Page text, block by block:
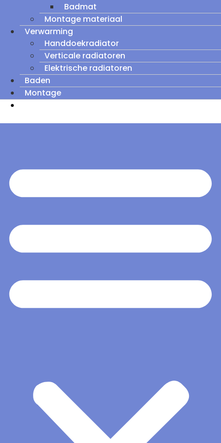
Badmat
Montage materiaal
Verwarming
Handdoekradiator
Verticale radiatoren
Elektrische radiatoren
Baden
Montage